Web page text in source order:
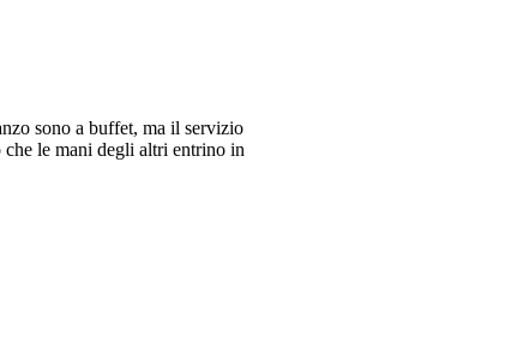
sono a buffet, ma il servizio
che le mani degli altri entrino in